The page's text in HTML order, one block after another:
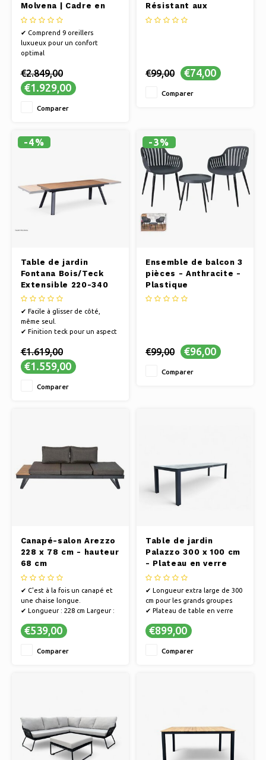
Molvena | Cadre en
aluminium blanc
✔ Comprend 9 oreillers
luxueux pour un confort
optimal
accueillir jusqu'à 7 personnes
✔ Table d'appoint basse ronde
assortie
€2.849,00
€1.929,00
Comparer
Résistant aux
intempéries
€99,00 €74,00
Comparer
-4%
Table de jardin
Fontana Bois/Teck
Extensible 220-340
cm | Cadre en
aluminium anthracite
✔ Facile à glisser de côté,
même seul.
✔ Finition teck pour un aspect
✔ grande table pouvant
accueillir environ 12 personnes
€1.619,00
€1.559,00
Comparer
-3%
Ensemble de balcon 3
pièces - Anthracite -
Plastique
€99,00 €96,00
Comparer
Canapé-salon Arezzo
228 x 78 cm - hauteur
68 cm
✔ C'est à la fois un canapé et
une chaise longue.
✔ Longueur : 228 cm Largeur :
✔ Couleur : anthracite
€539,00
Comparer
Table de jardin
Palazzo 300 x 100 cm
- Plateau en verre
✔ Longueur extra large de 300
cm pour les grands groupes
✔ Plateau de table en verre
rayures
résistante aux intempéries
€899,00
Comparer